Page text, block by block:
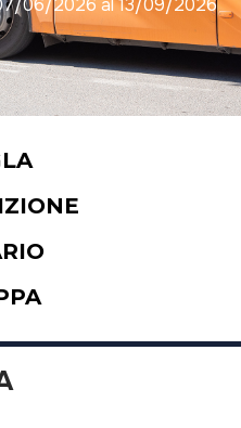
06/2026 al 13/09/2026